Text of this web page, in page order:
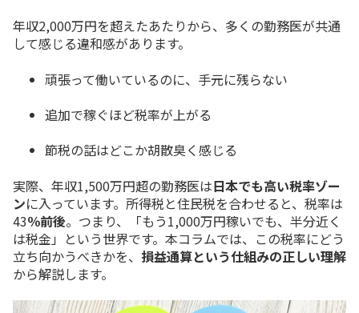
年収2,000万円を超えたあたりから、多くの勤務医が共通
して感じる違和感があります。
頑張って働いているのに、手元に残らない
追加で稼ぐほど税率が上がる
節税の話はどこか胡散臭く感じる
実際、年収1,500万円超の勤務医は日本でも高い税率ゾー
ンに入っています。所得税と住民税を合わせると、税率は
43％前後。つまり、「もう1,000万円稼いでも、半分近く
は税金」という世界です。本コラムでは、この税率にどう
立ち向かうべきかを、 損益通算という仕組みの正しい理解
から解説します。